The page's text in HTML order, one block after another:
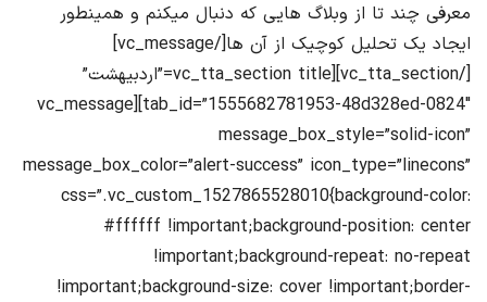
معرفی چند تا از وبلاگ هایی که دنبال میکنم و همینطور
ایجاد یک تحلیل کوچیک از آن ها[/vc_message]
[/vc_tta_section][vc_tta_section title=”اردبیهشت”
tab_id=”1555682781953-48d328ed-0824″][vc_message
message_box_style=”solid-icon”
message_box_color=”alert-success” icon_type=”linecons”
css=”.vc_custom_1527865528010{background-color:
#ffffff !important;background-position: center
!important;background-repeat: no-repeat
!important;background-size: cover !important;border-